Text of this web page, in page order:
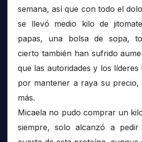
semana, así que con todo el
se llevó medio kilo de
papas, una bolsa de sopa,
cierto también han sufrido
que las autoridades y los
por mantener a raya su
más.
Micaela no pudo comprar un
siempre, solo alcanzó a pedir